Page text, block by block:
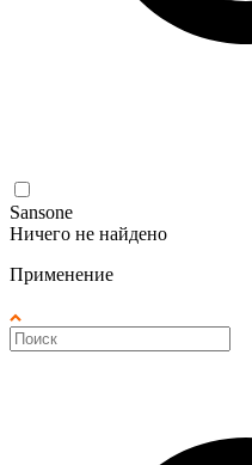
Sansone
Ничего не найдено
Применение